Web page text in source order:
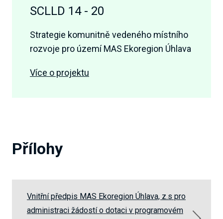
SCLLD 14 - 20
Strategie komunitně vedeného místního
rozvoje pro území MAS Ekoregion Úhlava
Více o projektu
Přílohy
Vnitřní předpis MAS Ekoregion Úhlava, z.s pro
administraci žádostí o dotaci v programovém